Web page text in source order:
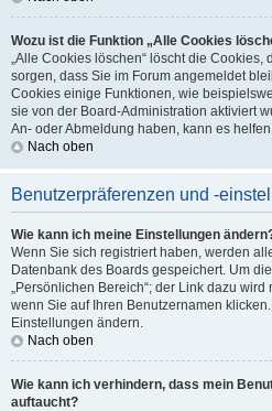
Wozu ist die Funktion „Alle Cookies
„Alle Cookies löschen“ löscht die
sorgen, dass Sie im Forum angemeldet
Cookies einige Funktionen, wie
sie von der Board-Administration aktiviert
An- oder Abmeldung haben, kann es
Nach oben
Benutzerpräferenzen und -
Wie kann ich meine Einstellungen
Wenn Sie sich registriert haben, werden
Datenbank des Boards gespeichert. Um
„Persönlichen Bereich“; der Link dazu
wenn Sie auf Ihren Benutzernamen
Einstellungen ändern.
Nach oben
Wie kann ich verhindern, dass mein
auftaucht?